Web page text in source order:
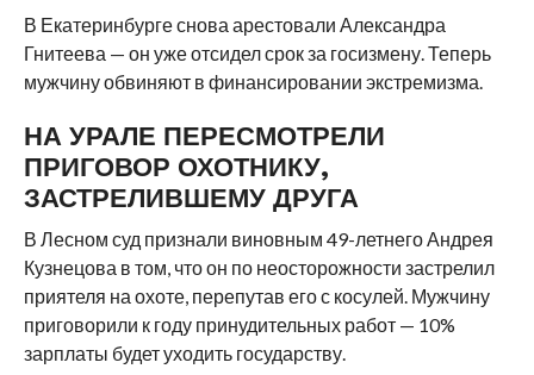
В Екатеринбурге снова арестовали Александра
Гнитеева — он уже отсидел срок за госизмену. Теперь
мужчину обвиняют в финансировании экстремизма.
НА УРАЛЕ ПЕРЕСМОТРЕЛИ
ПРИГОВОР ОХОТНИКУ,
ЗАСТРЕЛИВШЕМУ ДРУГА
В Лесном суд признали виновным 49-летнего Андрея
Кузнецова в том, что он по неосторожности застрелил
приятеля на охоте, перепутав его с косулей. Мужчину
приговорили к году принудительных работ — 10%
зарплаты будет уходить государству.